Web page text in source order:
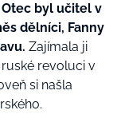
Otec byl učitel v
dělníci, Fanny
Zajímala ji
revoluci v
si našla